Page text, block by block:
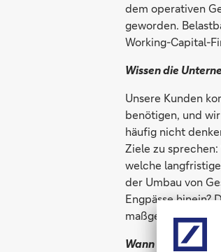
dem operativen
geworden.
Working-Capital-
Wissen die
Unsere Kunden
benötigen, und
häufig nicht
Ziele zu
welche
der Umbau von
Engpässe hinein?
maßgeschneiderte
Wann bietet Ihr